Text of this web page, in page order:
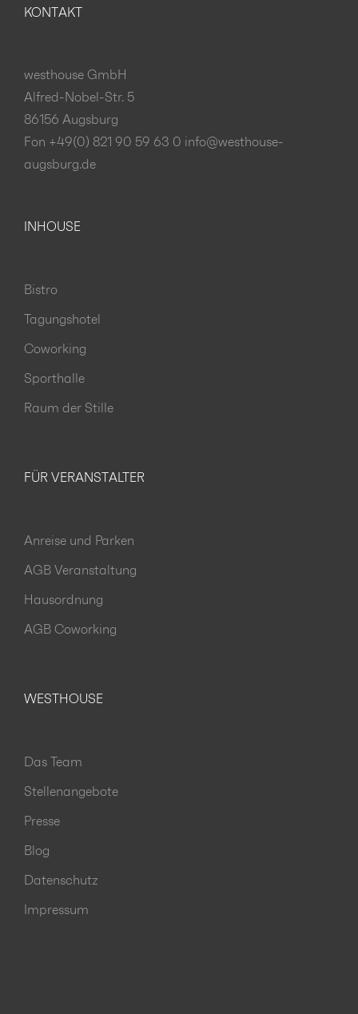
KONTAKT
westhouse GmbH
Alfred-Nobel-Str. 5
86156 Augsburg
Fon +49(0) 821 90 59 63 0 info@westhouse-
augsburg.de
INHOUSE
Bistro
Tagungshotel
Coworking
Sporthalle
Raum der Stille
FÜR VERANSTALTER
Anreise und Parken
AGB Veranstaltung
Hausordnung
AGB Coworking
WESTHOUSE
Das Team
Stellenangebote
Presse
Blog
Datenschutz
Impressum